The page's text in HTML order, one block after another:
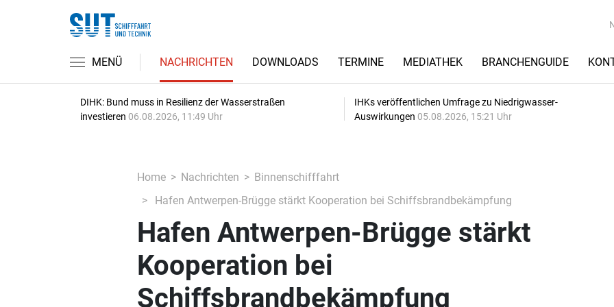
MENÜ NACHRICHTEN DOWNLOADS TERMINE MEDIATHEK BRANCHENGUIDE
DIHK: Bund muss in Resilienz der Wasserstraßen
investieren 06.08.2026, 11:49 Uhr
IHKs veröffentlichen Umfrage zu Niedrigwasser-
Auswirkungen 05.08.2026, 15:21 Uhr
Home Nachrichten
Binnenschifffahrt
Hafen Antwerpen-Brügge stärkt Kooperation bei Schiffsbrandbekämpfung
Hafen Antwerpen-Brügge stärkt
Kooperation bei
Schiffsbrandbekämpfung